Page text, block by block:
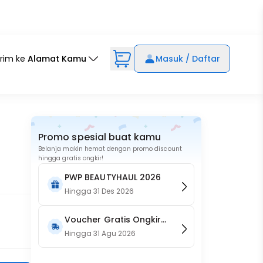
ke Alamat Kamu Masuk / Daftar
Promo spesial buat kamu
Belanja makin hemat dengan promo discount
hingga gratis ongkir!
PWP BEAUTYHAUL 2026
Hingga31 Des 2026
Voucher Gratis Ongkir
15RB (Only on Website)
Hingga31 Agu 2026